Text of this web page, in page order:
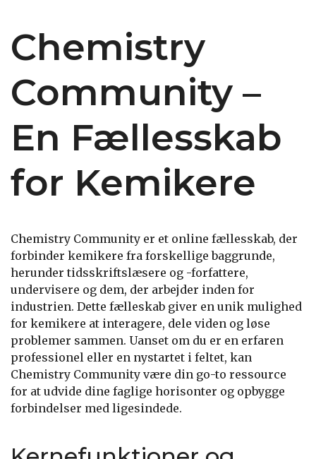
Chemistry
Community –
En Fællesskab
for Kemikere
Chemistry Community er et online fællesskab, der
forbinder kemikere fra forskellige baggrunde,
herunder tidsskriftslæsere og -forfattere,
undervisere og dem, der arbejder inden for
industrien. Dette fælleskab giver en unik mulighed
for kemikere at interagere, dele viden og løse
problemer sammen. Uanset om du er en erfaren
professionel eller en nystartet i feltet, kan
Chemistry Community være din go-to ressource
for at udvide dine faglige horisonter og opbygge
forbindelser med ligesindede.